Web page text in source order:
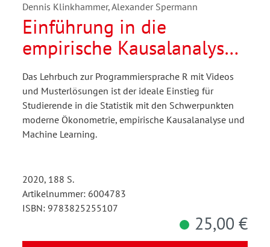
Dennis Klinkhammer, Alexander Spermann
Einführung in die
empirische Kausalanalyse
und Machine Learning mit
R
Das Lehrbuch zur Programmiersprache R mit Videos
und Musterlösungen ist der ideale Einstieg für
Studierende in die Statistik mit den Schwerpunkten
moderne Ökonometrie, empirische Kausalanalyse und
Machine Learning.
2020, 188 S.
Artikelnummer: 6004783
ISBN: 9783825255107
25,00 €